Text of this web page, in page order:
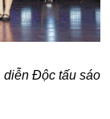
diễn Độc tấu sáo